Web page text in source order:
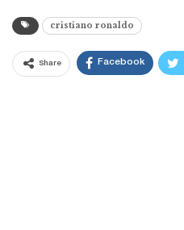
cristiano ronaldo
Share Facebook